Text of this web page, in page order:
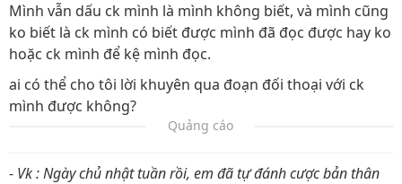
Mình vẫn dấu ck mình là mình không biết, và mình cũng
ko biết là ck mình có biết được mình đã đọc được hay ko
hoặc ck mình để kệ mình đọc.
ai có thể cho tôi lời khuyên qua đoạn đối thoại với ck
mình được không?
Quảng cáo
- Vk : Ngày chủ nhật tuần rồi, em đã tự đánh cược bản thân